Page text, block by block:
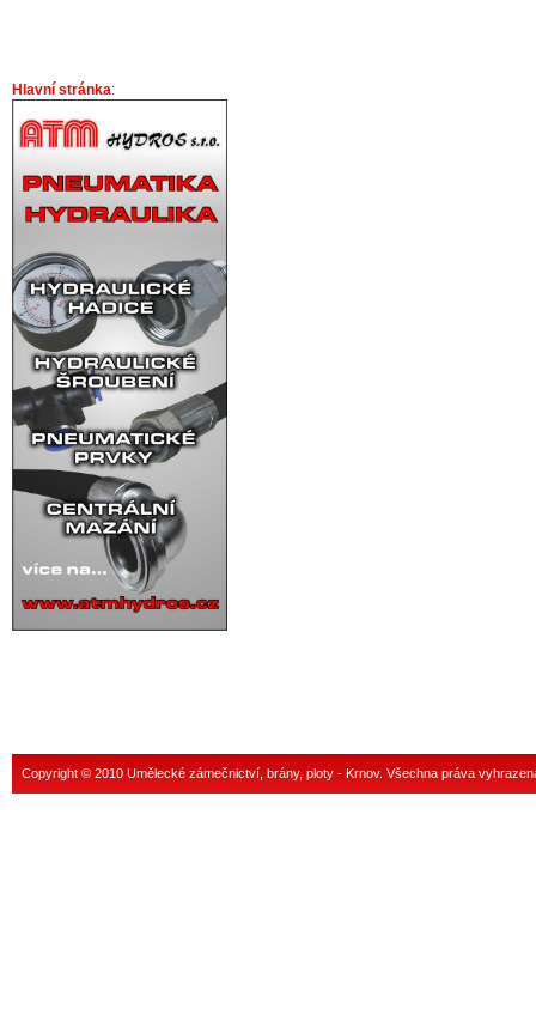
Hlavní stránka:
Copyright © 2010 Umělecké zámečnictví, brány, ploty - Krnov. Všechna práva